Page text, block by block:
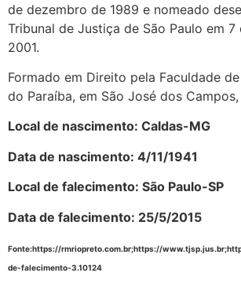
de dezembro de 1989 e nomeado
Tribunal de Justiça de São Paulo em
2001.
Formado em Direito pela Faculdade
do Paraíba, em São José dos Campos,
Local de nascimento: Caldas-MG
Data de nascimento: 4/11/1941
Local de falecimento: São Paulo-SP
Data de falecimento: 25/5/2015
Fonte:https://rmriopreto.com.br;https://
de-falecimento-3.10124